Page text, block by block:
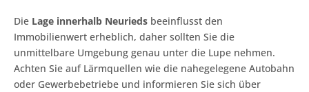
Die Lage innerhalb Neurieds beeinflusst den
Immobilienwert erheblich, daher sollten Sie die
unmittelbare Umgebung genau unter die Lupe nehmen.
Achten Sie auf Lärmquellen wie die nahegelegene Autobahn
oder Gewerbebetriebe und informieren Sie sich über